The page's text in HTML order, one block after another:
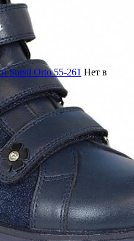
Sursil Orto 55-261 Нет в